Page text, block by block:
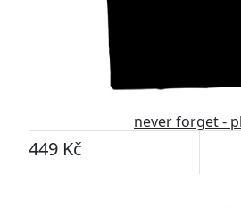
never forget -
449 Kč